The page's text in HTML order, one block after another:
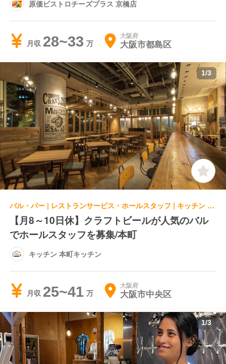
原価ビストロチーズプラス 京橋店
月収 28~33 大阪府
大阪市都島区
1/3
バル・バー | レストランサービス・ホールスタッフ | キッチン 本町キッチン
【月8～10日休】クラフトビールが人気のバル
でホールスタッフを募集/本町
キッチン 本町キッチン
月収 25~41 大阪府
大阪市中央区
1/3